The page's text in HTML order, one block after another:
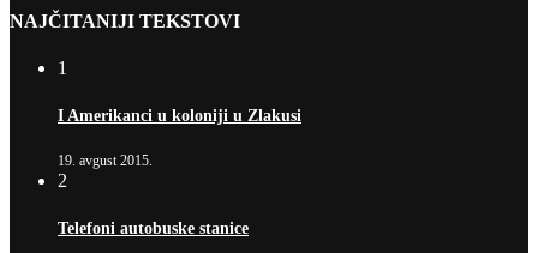
NAJČITANIJI TEKSTOVI
1
I Amerikanci u koloniji u Zlakusi
19. avgust 2015.
2
Telefoni autobuske stanice